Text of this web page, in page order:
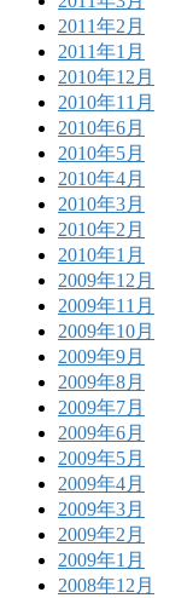
2011年2月
2011年1月
2010年12月
2010年11月
2010年6月
2010年5月
2010年4月
2010年3月
2010年2月
2010年1月
2009年12月
2009年11月
2009年10月
2009年9月
2009年8月
2009年7月
2009年6月
2009年5月
2009年4月
2009年3月
2009年2月
2009年1月
2008年12月